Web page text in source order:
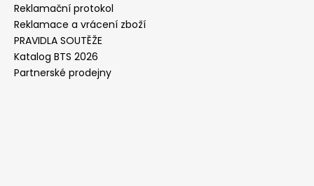
Reklamační protokol
Reklamace a vrácení zboží
PRAVIDLA SOUTĚŽE
Katalog BTS 2026
Partnerské prodejny